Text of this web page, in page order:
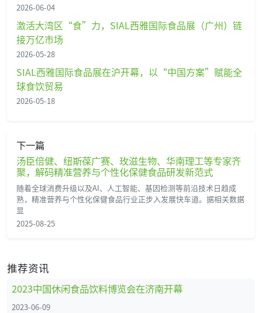
2026-06-04
激活大湾区“食”力，SIAL西雅国际食品展（广州）链
接万亿市场
2026-05-28
SIAL西雅国际食品展在沪开幕，以“中国方案”赋能全
球食饮贸易
2026-05-18
下一篇
汤臣倍健、纽斯葆广赛、玫滋生物、华南理工等专家齐
聚，解码精准营养与个性化保健食品研发新范式
随着全球消费升级以及AI、人工智能、基因检测等前沿技术日趋成
熟，精准营养与个性化保健食品行业正步入发展快车道。据相关数据
显
2025-08-25
推荐资讯
2023中国休闲食品饮料博览会在济南开幕
2023-06-09